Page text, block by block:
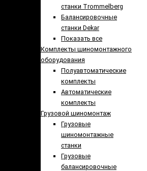
станки Trommelberg
Балансировочные
станки Dekar
Показать все
Комплекты шиномонтажного
оборудования
Полуавтоматические
комплекты
Автоматические
комплекты
Грузовой шиномонтаж
Грузовые
шиномонтажные
станки
Грузовые
балансировочные